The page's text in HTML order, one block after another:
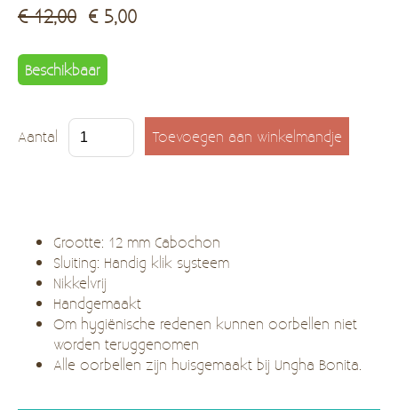
€ 12,00 € 5,00
Beschikbaar
Aantal
Grootte: 12 mm Cabochon
Sluiting: Handig klik systeem
Nikkelvrij
Handgemaakt
Om hygiënische redenen kunnen oorbellen niet
worden teruggenomen
Alle oorbellen zijn huisgemaakt bij Ungha Bonita.